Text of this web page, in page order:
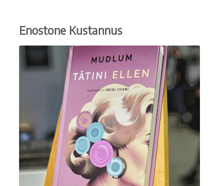
Enostone Kustannus